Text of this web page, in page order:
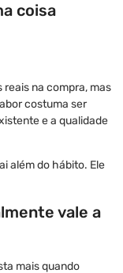
coisa
na compra, mas
costuma ser
e a qualidade
além do hábito. Ele
vale a
mais quando